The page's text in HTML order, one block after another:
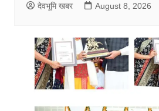
देवभूमि खबर August 8, 2026